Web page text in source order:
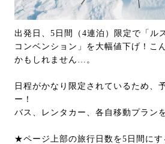
出発日、5日間（4連泊）限定で「ル
コンベンション」を大幅値下げ！こ
かもしれません…。
日程がかなり限定されているため、
ー！
バス、レンタカー、各自移動プラン
★ページ上部の旅行日数を5日間に